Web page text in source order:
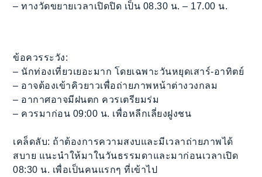
– ทางวัดขยายเวลาเปิดปิด เป็น 08.30 น. – 17.00 น.
ข้อควรระวัง:
– นักท่องเที่ยวเยอะมาก โดยเฉพาะวันหยุดเสาร์-อาทิตย์
– อาจต้องเข้าคิวยาวเพื่อถ่ายภาพหน้าต่างวงกลม
– อากาศอาจมีฝนตก ควรเตรียมร่ม
– ควรมาก่อน 09:00 น. เพื่อหลีกเลี่ยงฝูงชน
เคล็ดลับ: ถ้าต้องการความสงบและมีเวลาถ่ายภาพได้
สบาย แนะนำให้มาในวันธรรมดาและมาก่อนเวลาเปิด
08:30 น. เพื่อเป็นคนแรกๆ ที่เข้าไป